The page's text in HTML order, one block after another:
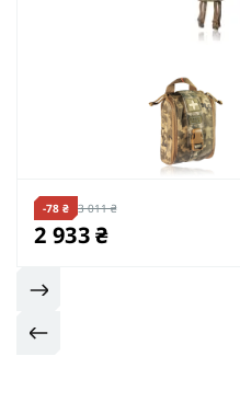
-78 ₴ 3 011 ₴
2 933 ₴